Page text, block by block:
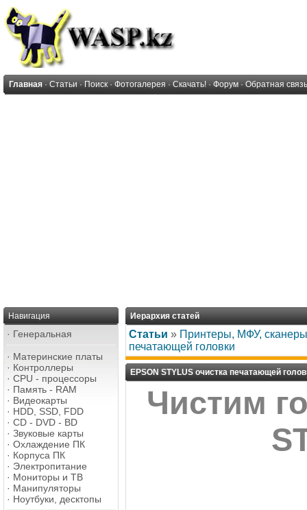
Главная · Статьи · Поиск · Фотогалерея · Скачать! · Форум · Обратная связь
Навигация
· Генеральная
· Материнские платы
· Контроллеры
· CPU - процессоры
· Память - RAM
· Видеокарты
· HDD, SSD, FDD
· CD - DVD - BD
· Звуковые карты
· Охлаждение ПК
· Корпуса ПК
· Электропитание
· Мониторы и ТВ
· Манипуляторы
· Ноутбуки, десктопы
Иерархия статей
Статьи » Принтеры, МФУ,
печатающей головки
EPSON STYLUS очистка печатающей
Чистим